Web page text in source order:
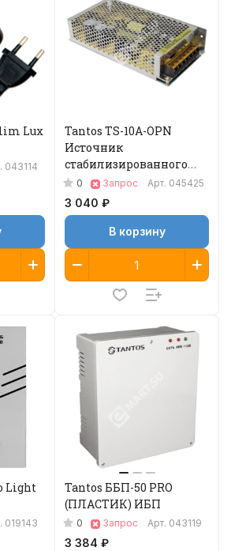
Lux
043114
Tantos TS-10A-OPN
Источник
стабилизированного
питания
0 Запрос Арт. 045425
3 040 ₽
В корзину
Light
019143
Tantos ББП-50 PRO
(ПЛАСТИК) ИБП
0 Запрос Арт. 043119
3 384 ₽